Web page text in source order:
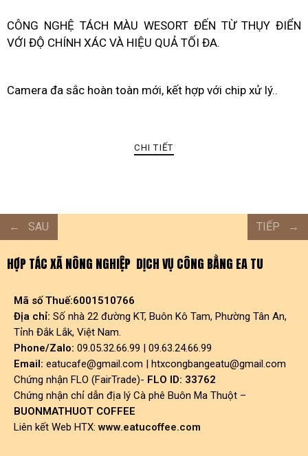
CÔNG NGHỆ TÁCH MÀU WESORT ĐẾN TỪ THỤY ĐIỂN
VỚI ĐỘ CHÍNH XÁC VÀ HIỆU QUẢ TỐI ĐA.
Camera đa sắc hoàn toàn mới, kết hợp với chip xử lý..
CHI TIẾT
SAU TIẾP
HỢP TÁC XÃ NÔNG NGHIỆP DỊCH VỤ CÔNG BẰNG EA TU
Mã số Thuế:6001510766
Địa chỉ: Số nhà 22 đường KT, Buôn Kô Tam, Phường Tân An,
Tỉnh Đắk Lắk, Việt Nam.
Phone/Zalo: 09.05.32.66.99 | 09.63.24.66.99
Email: eatucafe@gmail.com | htxcongbangeatu@gmail.com
Chứng nhận FLO (FairTrade)- FLO ID: 33762
Chứng nhận chỉ dẫn địa lý Cà phê Buôn Ma Thuột –
BUONMATHUOT COFFEE
Liên kết Web HTX:www.eatucoffee.com